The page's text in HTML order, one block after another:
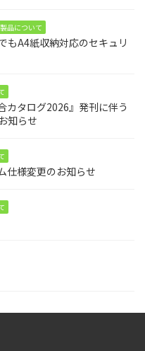
製品について
A4紙収納対応のセキュリ
カタログ2026』発刊に伴う
知らせ
仕様変更のお知らせ